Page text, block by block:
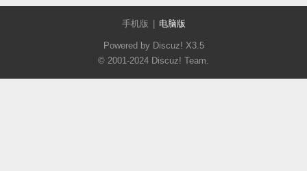
手机版 电脑版
Powered by Discuz! X3.5
© 2001-2024 Discuz! Team.